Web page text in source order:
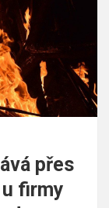
přes
firmy